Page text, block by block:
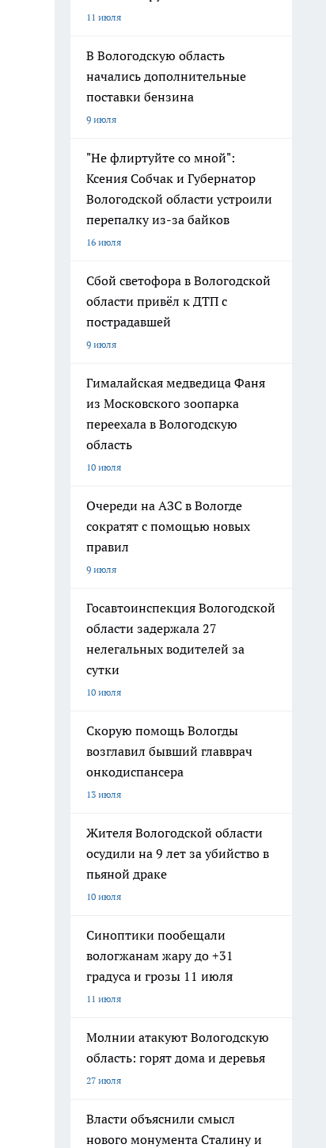
11 июля
В Вологодскую область
начались дополнительные
поставки бензина
9 июля
"Не флиртуйте со мной":
Ксения Собчак и Губернатор
Вологодской области устроили
перепалку из-за байков
16 июля
Сбой светофора в Вологодской
области привёл к ДТП с
пострадавшей
9 июля
Гималайская медведица Фаня
из Московского зоопарка
переехала в Вологодскую
область
10 июля
Очереди на АЗС в Вологде
сократят с помощью новых
правил
9 июля
Госавтоинспекция Вологодской
области задержала 27
нелегальных водителей за
сутки
10 июля
Скорую помощь Вологды
возглавил бывший главврач
онкодиспансера
13 июля
Жителя Вологодской области
осудили на 9 лет за убийство в
пьяной драке
10 июля
Синоптики пообещали
вологжанам жару до +31
градуса и грозы 11 июля
11 июля
Молнии атакуют Вологодскую
область: горят дома и деревья
27 июля
Власти объяснили смысл
нового монумента Сталину и